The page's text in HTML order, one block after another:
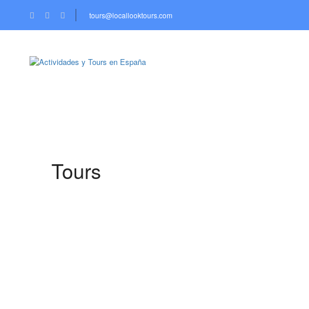
tours@locallooktours.com
Tours